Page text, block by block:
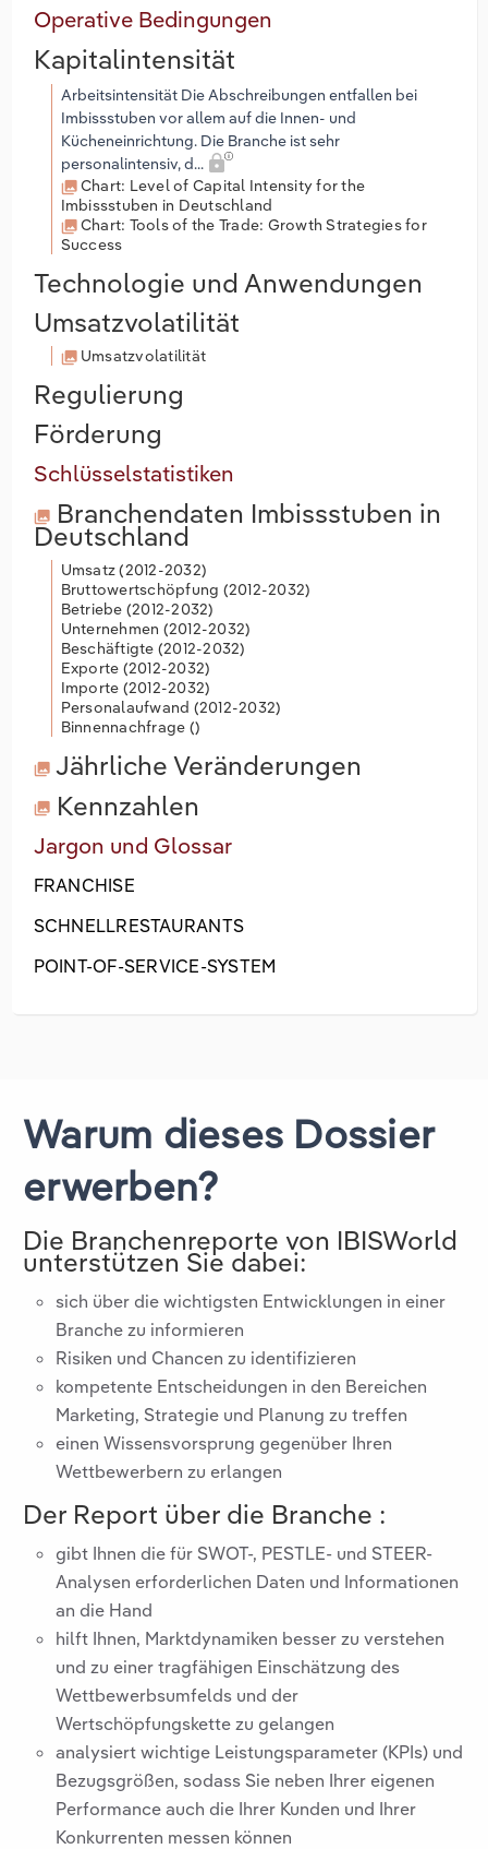
Operative Bedingungen
Kapitalintensität
Arbeitsintensität Die Abschreibungen entfallen bei
Imbissstuben vor allem auf die Innen- und
Kücheneinrichtung. Die Branche ist sehr
personalintensiv, d...
Chart: Level of Capital Intensity for the
Imbissstuben in Deutschland
Chart: Tools of the Trade: Growth Strategies for
Success
Technologie und Anwendungen
Umsatzvolatilität
Umsatzvolatilität
Regulierung
Förderung
Schlüsselstatistiken
Branchendaten Imbissstuben in
Deutschland
Umsatz (2012-2032)
Bruttowertschöpfung (2012-2032)
Betriebe (2012-2032)
Unternehmen (2012-2032)
Beschäftigte (2012-2032)
Exporte (2012-2032)
Importe (2012-2032)
Personalaufwand (2012-2032)
Binnennachfrage ()
Jährliche Veränderungen
Kennzahlen
Jargon und Glossar
FRANCHISE
SCHNELLRESTAURANTS
POINT-OF-SERVICE-SYSTEM
Warum dieses Dossier
erwerben?
Die Branchenreporte von IBISWorld
unterstützen Sie dabei:
sich über die wichtigsten Entwicklungen in einer
Branche zu informieren
Risiken und Chancen zu identifizieren
kompetente Entscheidungen in den Bereichen
Marketing, Strategie und Planung zu treffen
einen Wissensvorsprung gegenüber Ihren
Wettbewerbern zu erlangen
Der Report über die Branche :
gibt Ihnen die für SWOT-, PESTLE- und STEER-
Analysen erforderlichen Daten und Informationen
an die Hand
hilft Ihnen, Marktdynamiken besser zu verstehen
und zu einer tragfähigen Einschätzung des
Wettbewerbsumfelds und der
Wertschöpfungskette zu gelangen
analysiert wichtige Leistungsparameter (KPIs) und
Bezugsgrößen, sodass Sie neben Ihrer eigenen
Performance auch die Ihrer Kunden und Ihrer
Konkurrenten messen können